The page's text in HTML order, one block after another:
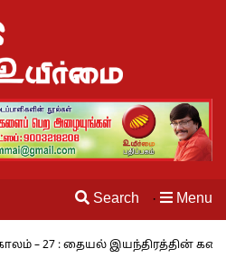
Search · Menu
– 27 : தையல் இயந்திரத்தின்